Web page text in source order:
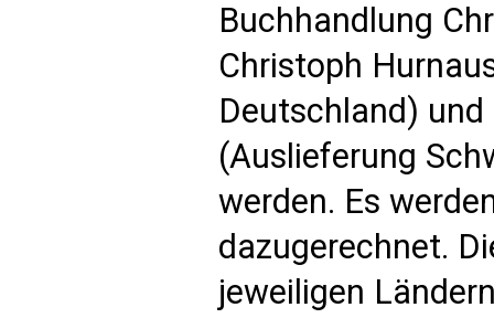
Buchhandlung
Christoph
Deutschland)
(Auslieferung
werden. Es
dazugerechnet.
jeweiligen